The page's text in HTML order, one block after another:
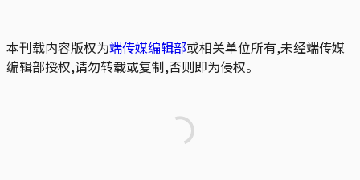
本刊载内容版权为端传媒编辑部或相关单位所有,未经端传媒
编辑部授权,请勿转载或复制,否则即为侵权。